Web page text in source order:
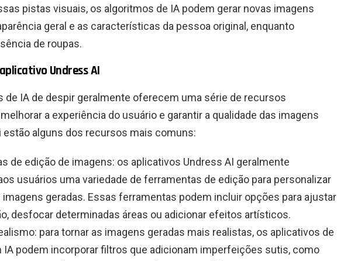
pistas visuais, os algoritmos de IA podem gerar novas imagens
geral e as características da pessoa original, enquanto
de roupas.
Undress AI
de IA de despir geralmente oferecem uma série de recursos
a experiência do usuário e garantir a qualidade das imagens
estão alguns dos recursos mais comuns:
de edição de imagens: os aplicativos Undress AI geralmente
usuários uma variedade de ferramentas de edição para personalizar
imagens geradas. Essas ferramentas podem incluir opções para ajustar
desfocar determinadas áreas ou adicionar efeitos artísticos.
para tornar as imagens geradas mais realistas, os aplicativos de
IA podem incorporar filtros que adicionam imperfeições sutis, como